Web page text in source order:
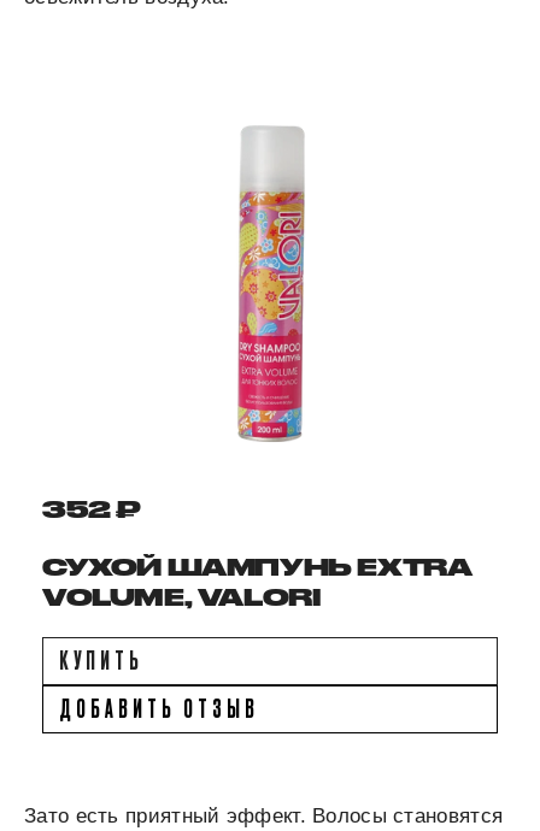
352 ₽
СУХОЙ ШАМПУНЬ EXTRA
VOLUME, VALORI
КУПИТЬ
ДОБАВИТЬ ОТЗЫВ
Зато есть приятный эффект. Волосы становятся